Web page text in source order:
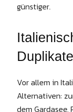
günstiger.
Duplikate
Vor allem in
Alternativen:
dem